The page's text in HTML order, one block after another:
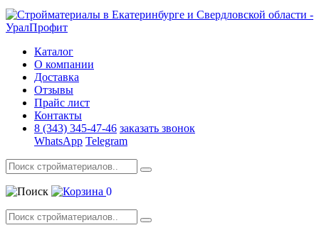
Каталог
О компании
Доставка
Отзывы
Прайс лист
Контакты
8 (343) 345-47-46 заказать звонок
WhatsApp Telegram
0